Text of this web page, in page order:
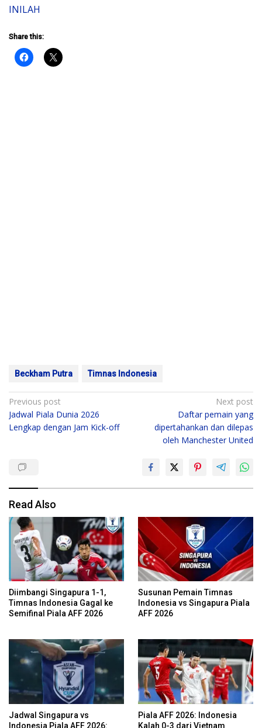
INILAH
Share this:
Beckham Putra Timnas Indonesia
Post
navigation
Previous post
Jadwal Piala Dunia 2026
Lengkap dengan Jam Kick-off
Next post
Daftar pemain yang
dipertahankan dan dilepas
oleh Manchester United
Read Also
Diimbangi Singapura 1-1,
Timnas Indonesia Gagal ke
Semifinal Piala AFF 2026
Susunan Pemain Timnas
Indonesia vs Singapura Piala
AFF 2026
Jadwal Singapura vs
Indonesia Piala AFF 2026:
Piala AFF 2026: Indonesia
Kalah 0-3 dari Vietnam